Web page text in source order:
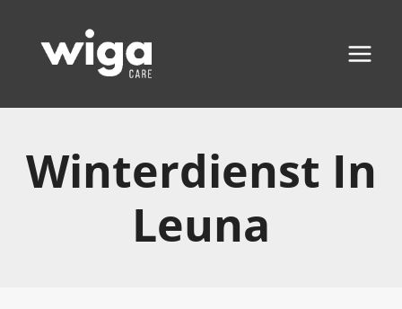
Inhalt
springen
Winterdienst In
Leuna